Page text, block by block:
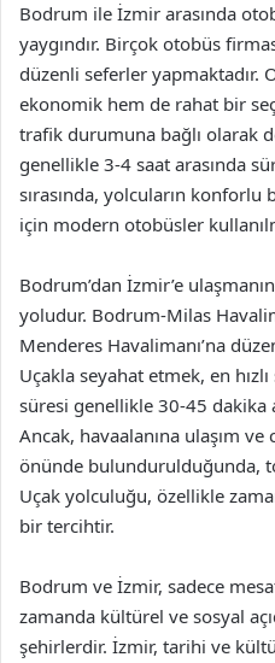
Bodrum ile İzmir arasında
yaygındır. Birçok otobüs
düzenli seferler yapmaktadır.
ekonomik hem de rahat bir
trafik durumuna bağlı olarak
genellikle 3-4 saat arasında
sırasında, yolcuların
için modern otobüsler
Bodrum’dan İzmir’e
yoludur. Bodrum-Milas
Menderes Havalimanı’na
Uçakla seyahat etmek, en
süresi genellikle 30-45 dakika
Ancak, havaalanına ulaşım
önünde bulundurulduğunda,
Uçak yolculuğu, özellikle
bir tercihtir.
Bodrum ve İzmir, sadece
zamanda kültürel ve sosyal
şehirlerdir. İzmir, tarihi ve